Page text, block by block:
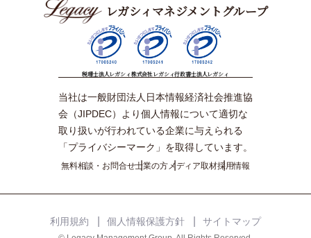
レガシィマネジメントグループ
税理士法人レガシィ株式会社レガシィ行政書士法人レガシィ
当社は一般財団法人日本情報経済社会推進協
会（JIPDEC）より個人情報について適切な
取り扱いが行われている企業に与えられる
「プライバシーマーク」を取得しています。
無料相談・お問合せ士業の方メディア取材採用情報
利用規約 個人情報保護方針 サイトマップ